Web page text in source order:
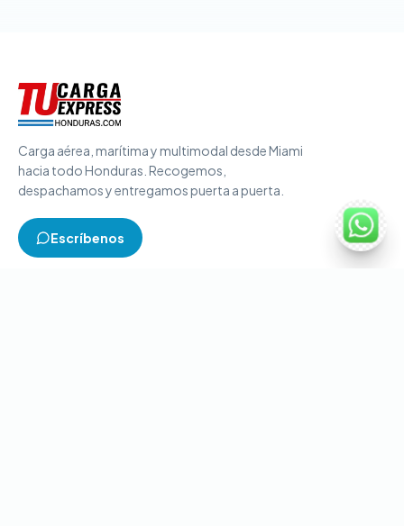
Carga aérea, marítima y multimodal desde Miami
hacia todo Honduras. Recogemos,
despachamos y entregamos puerta a puerta.
Escríbenos